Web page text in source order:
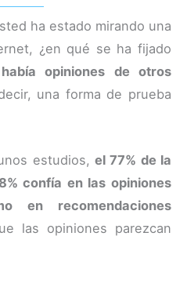
ha estado mirando una
¿en qué se ha fijado
opiniones de otros
una forma de prueba
estudios, el 77% de la
confía en las opiniones
en recomendaciones
las opiniones parezcan